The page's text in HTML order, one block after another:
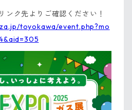
ンク先よりご確認ください！
toyokawa/event.php?mo